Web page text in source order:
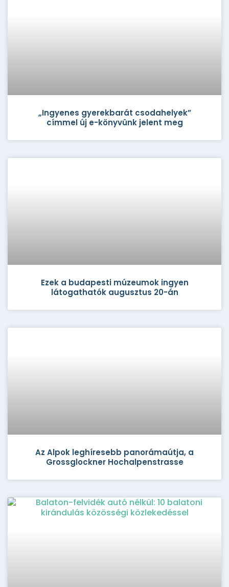
„Ingyenes gyerekbarát csodahelyek”
címmel új e-könyvünk jelent meg
Ezek a budapesti múzeumok ingyen
látogathatók augusztus 20-án
Az Alpok leghíresebb panorámaútja, a
Grossglockner Hochalpenstrasse